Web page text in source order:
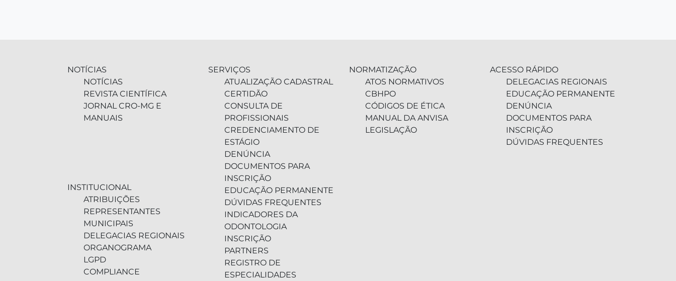
NOTÍCIAS
NOTÍCIAS
REVISTA CIENTÍFICA
JORNAL CRO-MG E
MANUAIS
INSTITUCIONAL
ATRIBUIÇÕES
REPRESENTANTES
MUNICIPAIS
DELEGACIAS REGIONAIS
ORGANOGRAMA
LGPD
COMPLIANCE
SERVIÇOS
ATUALIZAÇÃO CADASTRAL
CERTIDÃO
CONSULTA DE
PROFISSIONAIS
CREDENCIAMENTO DE
ESTÁGIO
DENÚNCIA
DOCUMENTOS PARA
INSCRIÇÃO
EDUCAÇÃO PERMANENTE
DÚVIDAS FREQUENTES
INDICADORES DA
ODONTOLOGIA
INSCRIÇÃO
PARTNERS
REGISTRO DE
ESPECIALIDADES
NORMATIZAÇÃO
ATOS NORMATIVOS
CBHPO
CÓDIGOS DE ÉTICA
MANUAL DA ANVISA
LEGISLAÇÃO
ACESSO RÁPIDO
DELEGACIAS REGIONAIS
EDUCAÇÃO PERMANENTE
DENÚNCIA
DOCUMENTOS PARA
INSCRIÇÃO
DÚVIDAS FREQUENTES